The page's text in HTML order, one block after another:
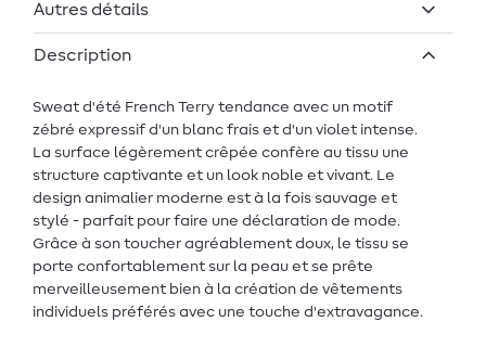
Autres détails
Description
Sweat d'été French Terry tendance avec un motif
zébré expressif d'un blanc frais et d'un violet intense.
La surface légèrement crêpée confère au tissu une
structure captivante et un look noble et vivant. Le
design animalier moderne est à la fois sauvage et
stylé - parfait pour faire une déclaration de mode.
Grâce à son toucher agréablement doux, le tissu se
porte confortablement sur la peau et se prête
merveilleusement bien à la création de vêtements
individuels préférés avec une touche d'extravagance.